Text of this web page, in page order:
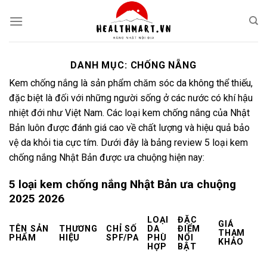
DANH MỤC: CHỐNG NẴNG
Kem chống nắng là sản phẩm chăm sóc da không thể thiếu,
đặc biệt là đối với những người sống ở các nước có khí hậu
nhiệt đới như Việt Nam. Các loại kem chống nắng của Nhật
Bản luôn được đánh giá cao về chất lượng và hiệu quả bảo
vệ da khỏi tia cực tím. Dưới đây là bảng review 5 loại kem
chống nắng Nhật Bản được ưa chuộng hiện nay:
5 loại kem chống nắng Nhật Bản ưa chuộng
2025 2026
TÊN SẢN
PHẨM
THƯƠNG
HIỆU
CHỈ SỐ
SPF/PA
LOẠI
DA
PHÙ
HỢP
ĐẶC
ĐIỂM
NỔI
BẬT
GIÁ
THAM
KHẢO